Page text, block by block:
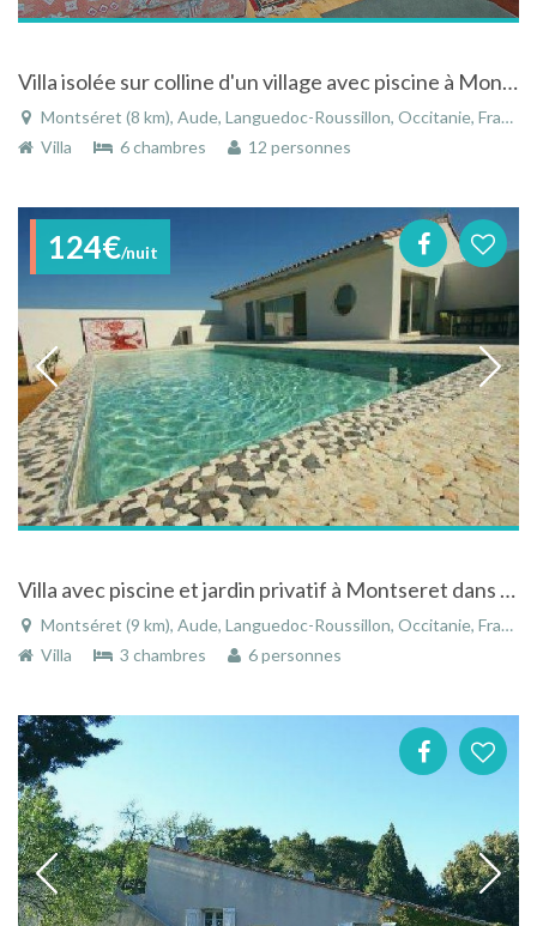
Villa isolée sur colline d'un village avec piscine à Montséret, Languedoc
Montséret (8 km), Aude, Languedoc-Roussillon, Occitanie, France
Villa
6 chambres 12 personnes
124€/nuit
Villa avec piscine et jardin privatif à Montseret dans l'Aude/Languedoc-Roussillon
Montséret (9 km), Aude, Languedoc-Roussillon, Occitanie, France
Villa
3 chambres 6 personnes